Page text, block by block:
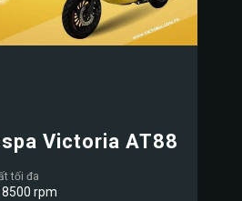
Victoria AT88
tối đa
rpm